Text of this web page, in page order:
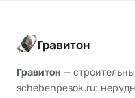
Гравитон
Гравитон —
schebenpesok.ru: